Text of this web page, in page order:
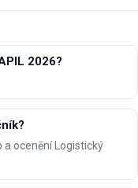
2026?
ocenění Logistický